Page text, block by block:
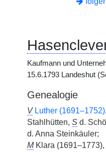
Kaufmann und
15.6.1793 Landeshut
Genealogie
V Luther (1691–1752),
Stahlhütten, S d.
d. Anna Steinkäuler;
MKlara (1691–1773),